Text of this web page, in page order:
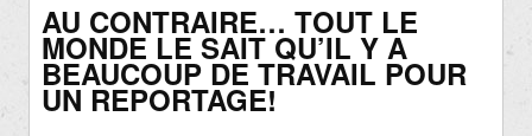
AU CONTRAIRE… TOUT LE
MONDE LE SAIT QU’IL Y A
BEAUCOUP DE TRAVAIL POUR
UN REPORTAGE!